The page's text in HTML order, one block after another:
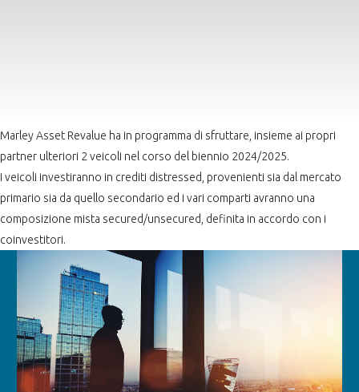
Marley Asset Revalue ha in programma di sfruttare, insieme ai propri
partner ulteriori 2 veicoli nel corso del biennio 2024/2025.
I veicoli investiranno in crediti distressed, provenienti sia dal mercato
primario sia da quello secondario ed i vari comparti avranno una
composizione mista secured/unsecured, definita in accordo con i
coinvestitori.